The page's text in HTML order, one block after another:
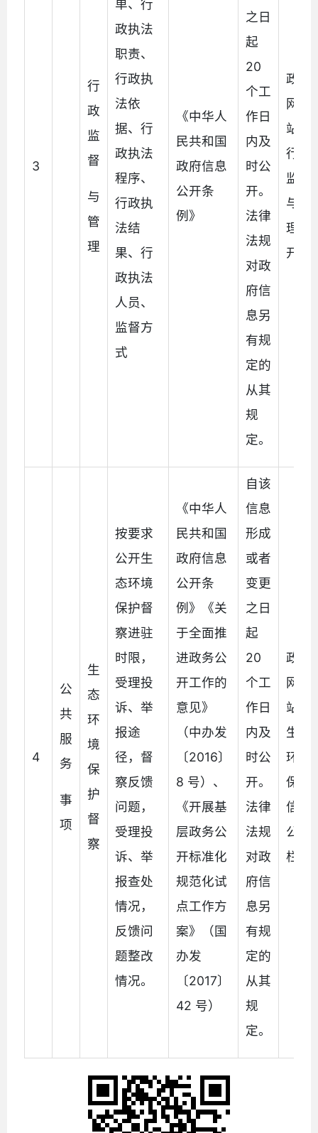
3
行
政
监
督
与
管
理
单、行
政执法
职责、
行政执
法依
据、行
政执法
程序、
行政执
法结
果、行
政执法
人员、
监督方
式
《中华人
民共和国
政府信息
公开条
例》
之日
起
20
个工
作日
内及
时公
开。
法律
法规
对政
府信
息另
有规
定的
从其
规
定。
政府
网
站、
行政
监督
与管
理公
开栏
4
公
共
服
务
事
项
生
态
环
境
保
护
督
察
按要求
公开生
态环境
保护督
察进驻
时限，
受理投
诉、举
报途
径，督
察反馈
问题，
受理投
诉、举
报查处
情况，
反馈问
题整改
情况。
《中华人
民共和国
政府信息
公开条
例》《关
于全面推
进政务公
开工作的
意见》
（中办发
〔2016〕
8 号）、
《开展基
层政务公
开标准化
规范化试
点工作方
案》（国
办发
〔2017〕
42 号）
自该
信息
形成
或者
变更
之日
起
20
个工
作日
内及
时公
开。
法律
法规
对政
府信
息另
有规
定的
从其
规
定。
政府
网
站、
生态
环境
保护
信息
公开
栏